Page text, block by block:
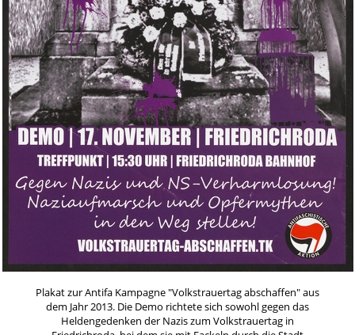
Plakat zur Antifa Kampagne "Volkstrauertag abschaffen" aus
dem Jahr 2013. Die Demo richtete sich sowohl gegen das
Heldengedenken der Nazis zum Volkstrauertag in